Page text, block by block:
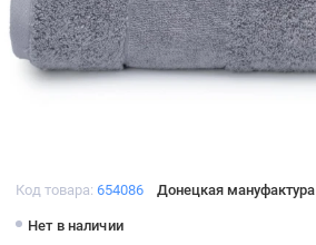
Код товара: 654086 Донецкая мануфактура
Нет в наличии